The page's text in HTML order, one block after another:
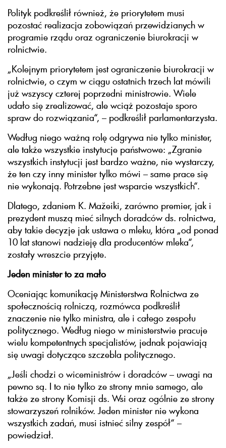
Polityk podkreślił również, że priorytetem musi
pozostać realizacja zobowiązań przewidzianych w
programie rządu oraz ograniczenie biurokracji w
rolnictwie.
„Kolejnym priorytetem jest ograniczenie biurokracji w
rolnictwie, o czym w ciągu ostatnich trzech lat mówili
już wszyscy czterej poprzedni ministrowie. Wiele
udało się zrealizować, ale wciąż pozostaje sporo
spraw do rozwiązania“, – podkreślił parlamentarzysta.
Według niego ważną rolę odgrywa nie tylko minister,
ale także wszystkie instytucje państwowe: „Zgranie
wszystkich instytucji jest bardzo ważne, nie wystarczy,
że ten czy inny minister tylko mówi – same prace się
nie wykonają. Potrzebne jest wsparcie wszystkich“.
Dlatego, zdaniem K. Mažeiki, zarówno premier, jak i
prezydent muszą mieć silnych doradców ds. rolnictwa,
aby takie decyzje jak ustawa o mleku, która „od ponad
10 lat stanowi nadzieję dla producentów mleka“,
zostały wreszcie przyjęte.
Jeden minister to za mało
Oceniając komunikację Ministerstwa Rolnictwa ze
społecznością rolniczą, rozmówca podkreślił
znaczenie nie tylko ministra, ale i całego zespołu
politycznego. Według niego w ministerstwie pracuje
wielu kompetentnych specjalistów, jednak pojawiają
się uwagi dotyczące szczebla politycznego.
„Jeśli chodzi o wiceministrów i doradców – uwagi na
pewno są. I to nie tylko ze strony mnie samego, ale
także ze strony Komisji ds. Wsi oraz ogólnie ze strony
stowarzyszeń rolników. Jeden minister nie wykona
wszystkich zadań, musi istnieć silny zespół“ –
powiedział.